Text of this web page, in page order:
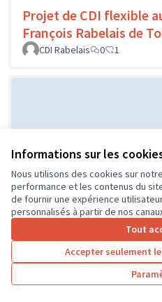
Informations sur les
Nous utilisons des cookies sur
performance et les contenus du
de fournir une expérience
personnalisés à partir de nos
Tout
Accepter seulement
Projet de CDI flexible
François Rabelais de
CDI Rabelais
0 1
Projet d'un city stade
de l'Île Bouchard